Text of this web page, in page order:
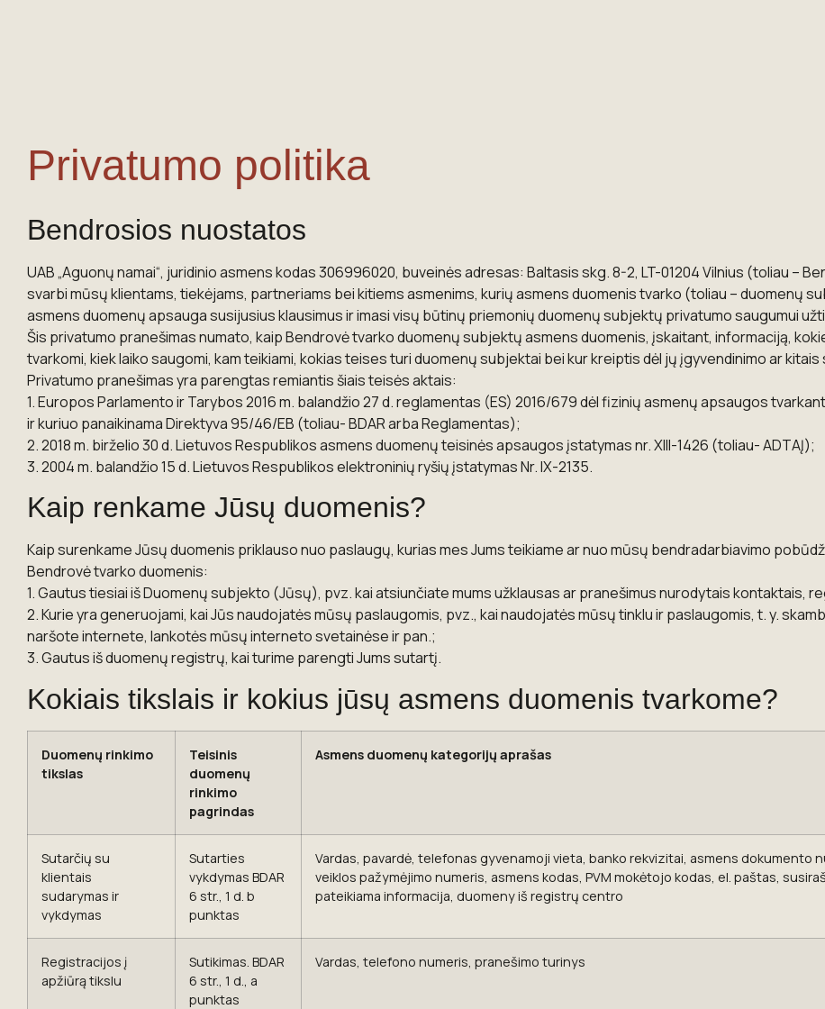
Privatumo politika
Bendrosios nuostatos
UAB „Aguonų namai“, juridinio asmens kodas 306996020, buveinės adresas: Baltasis skg. 8-2, LT-01204 Vilnius (toliau –
svarbi mūsų klientams, tiekėjams, partneriams bei kitiems asmenims, kurių asmens duomenis tvarko (toliau – duomenų
asmens duomenų apsauga susijusius klausimus ir imasi visų būtinų priemonių duomenų subjektų privatumo saugumui
Šis privatumo pranešimas numato, kaip Bendrovė tvarko duomenų subjektų asmens duomenis, įskaitant, informaciją,
tvarkomi, kiek laiko saugomi, kam teikiami, kokias teises turi duomenų subjektai bei kur kreiptis dėl jų įgyvendinimo ar
Privatumo pranešimas yra parengtas remiantis šiais teisės aktais:
1. Europos Parlamento ir Tarybos 2016 m. balandžio 27 d. reglamentas (ES) 2016/679 dėl fizinių asmenų apsaugos
ir kuriuo panaikinama Direktyva 95/46/EB (toliau- BDAR arba Reglamentas);
2. 2018 m. birželio 30 d. Lietuvos Respublikos asmens duomenų teisinės apsaugos įstatymas nr. XIII-1426 (toliau- ADTAĮ);
3. 2004 m. balandžio 15 d. Lietuvos Respublikos elektroninių ryšių įstatymas Nr. IX-2135.
Kaip renkame Jūsų duomenis?
Kaip surenkame Jūsų duomenis priklauso nuo paslaugų, kurias mes Jums teikiame ar nuo mūsų bendradarbiavimo
Bendrovė tvarko duomenis:
1. Gautus tiesiai iš Duomenų subjekto (Jūsų), pvz. kai atsiunčiate mums užklausas ar pranešimus nurodytais kontaktais,
2. Kurie yra generuojami, kai Jūs naudojatės mūsų paslaugomis, pvz., kai naudojatės mūsų tinklu ir paslaugomis, t. y.
naršote internete, lankotės mūsų interneto svetainėse ir pan.;
3. Gautus iš duomenų registrų, kai turime parengti Jums sutartį.
Kokiais tikslais ir kokius jūsų asmens duomenis tvarkome?
Duomenų rinkimo
tikslas
Teisinis
duomenų
rinkimo
pagrindas
Asmens duomenų kategorijų aprašas
Sutarčių su
klientais
sudarymas ir
vykdymas
Sutarties
vykdymas BDAR
6 str., 1 d. b
punktas
Vardas, pavardė, telefonas gyvenamoji vieta, banko rekvizitai, asmens dokumento
veiklos pažymėjimo numeris, asmens kodas, PVM mokėtojo kodas, el. paštas,
pateikiama informacija, duomeny iš registrų centro
Registracijos į
apžiūrą tikslu
Sutikimas. BDAR
6 str., 1 d., a
punktas
Vardas, telefono numeris, pranešimo turinys